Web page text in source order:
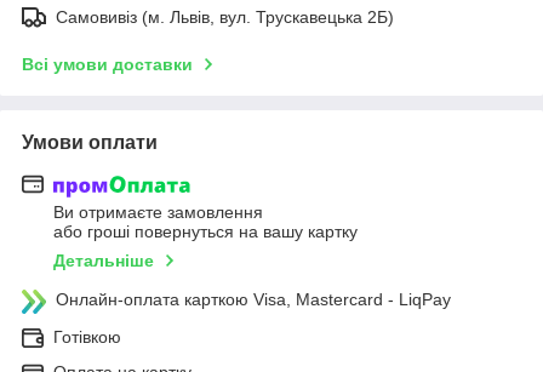
Самовивіз (м. Львів, вул. Трускавецька 2Б)
Всі умови доставки
Умови оплати
Ви отримаєте замовлення
або гроші повернуться на вашу картку
Детальніше
Онлайн-оплата карткою Visa, Mastercard - LiqPay
Готівкою